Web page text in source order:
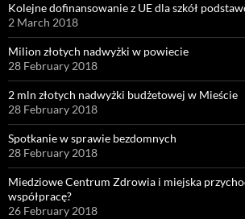
Kolejne dofinansowanie z UE dla szkół
2 March 2018
Milion złotych nadwyżki w powiecie
28 February 2018
2 mln złotych nadwyżki budżetowej w Mieście
28 February 2018
Spotkanie w sprawie bezdomnych
28 February 2018
Miedziowe Centrum Zdrowia i miejska
współpracę?
26 February 2018